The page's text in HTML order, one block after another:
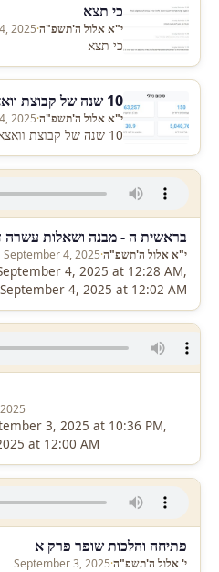
כי תצא
י"א אלול ה'תשפ"ה·
2025
כי תצא
10 שנה של קבוצת וואצאפ ללימוד המקרא
י"א אלול ה'תשפ"ה·
2025
10 שנה של קבוצת וואצאפ ללימוד המקרא
בראשית ה - מבנה ושאלות עשרה
י"א אלול ה'תשפ"ה·
September 4, 2025
4, 2025 at 12:28 AM,
4, 2025 at 12:02 AM
3, 2025 at 10:36 PM,
at 12:00 AM
פתיחה והלכות שופר פרק א
י' אלול ה'תשפ"ה·
September 3, 2025